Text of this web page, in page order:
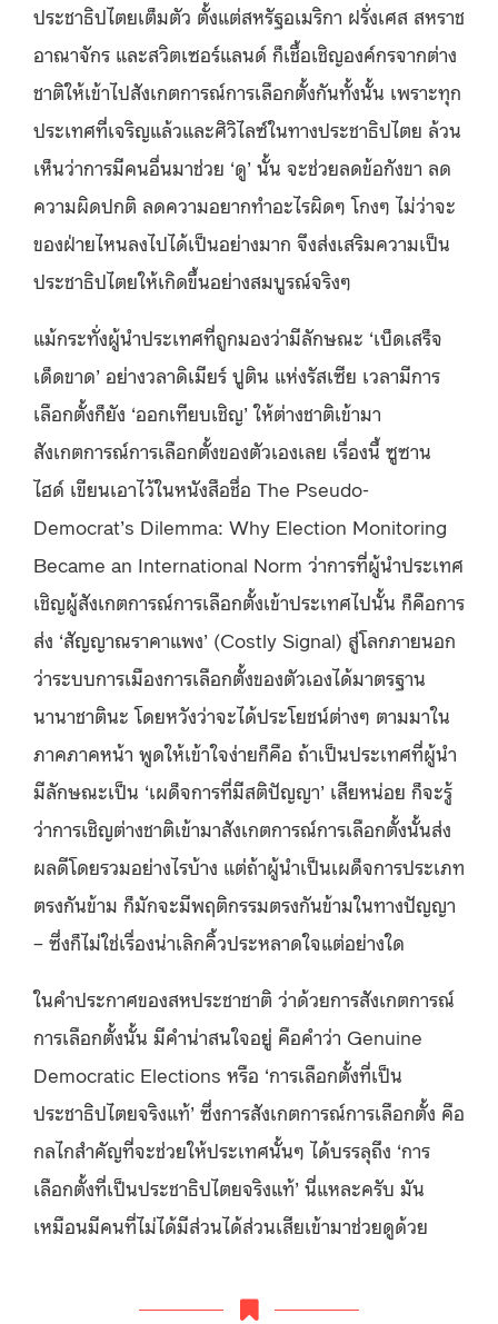
ประชาธิปไตยเต็มตัว ตั้งแต่สหรัฐอเมริกา ฝรั่งเศส สหราช
อาณาจักร และสวิตเซอร์แลนด์ ก็เชื้อเชิญองค์กรจากต่าง
ชาติให้เข้าไปสังเกตการณ์การเลือกตั้งกันทั้งนั้น เพราะทุก
ประเทศที่เจริญแล้วและศิวิไลซ์ในทางประชาธิปไตย ล้วน
เห็นว่าการมีคนอื่นมาช่วย ‘ดู’ นั้น จะช่วยลดข้อกังขา ลด
ความผิดปกติ ลดความอยากทำอะไรผิดๆ โกงๆ ไม่ว่าจะ
ของฝ่ายไหนลงไปได้เป็นอย่างมาก จึงส่งเสริมความเป็น
ประชาธิปไตยให้เกิดขึ้นอย่างสมบูรณ์จริงๆ
แม้กระทั่งผู้นำประเทศที่ถูกมองว่ามีลักษณะ ‘เบ็ดเสร็จ
เด็ดขาด’ อย่างวลาดิเมียร์ ปูติน แห่งรัสเซีย เวลามีการ
เลือกตั้งก็ยัง ‘ออกเทียบเชิญ’ ให้ต่างชาติเข้ามา
สังเกตการณ์การเลือกตั้งของตัวเองเลย เรื่องนี้ ซูซาน
ไฮด์ เขียนเอาไว้ในหนังสือชื่อ The Pseudo-
Democrat’s Dilemma: Why Election Monitoring
Became an International Norm ว่าการที่ผู้นำประเทศ
เชิญผู้สังเกตการณ์การเลือกตั้งเข้าประเทศไปนั้น ก็คือการ
ส่ง ‘สัญญาณราคาแพง’ (Costly Signal) สู่โลกภายนอก
ว่าระบบการเมืองการเลือกตั้งของตัวเองได้มาตรฐาน
นานาชาตินะ โดยหวังว่าจะได้ประโยชน์ต่างๆ ตามมาใน
ภาคภาคหน้า พูดให้เข้าใจง่ายก็คือ ถ้าเป็นประเทศที่ผู้นำ
มีลักษณะเป็น ‘เผด็จการที่มีสติปัญญา’ เสียหน่อย ก็จะรู้
ว่าการเชิญต่างชาติเข้ามาสังเกตการณ์การเลือกตั้งนั้นส่ง
ผลดีโดยรวมอย่างไรบ้าง แต่ถ้าผู้นำเป็นเผด็จการประเภท
ตรงกันข้าม ก็มักจะมีพฤติกรรมตรงกันข้ามในทางปัญญา
– ซึ่งก็ไม่ใช่เรื่องน่าเลิกคิ้วประหลาดใจแต่อย่างใด
ในคำประกาศของสหประชาชาติ ว่าด้วยการสังเกตการณ์
การเลือกตั้งนั้น มีคำน่าสนใจอยู่ คือคำว่า Genuine
Democratic Elections หรือ ‘การเลือกตั้งที่เป็น
ประชาธิปไตยจริงแท้’ ซึ่งการสังเกตการณ์การเลือกตั้ง คือ
กลไกสำคัญที่จะช่วยให้ประเทศนั้นๆ ได้บรรลุถึง ‘การ
เลือกตั้งที่เป็นประชาธิปไตยจริงแท้’ นี่แหละครับ มัน
เหมือนมีคนที่ไม่ได้มีส่วนได้ส่วนเสียเข้ามาช่วยดูด้วย